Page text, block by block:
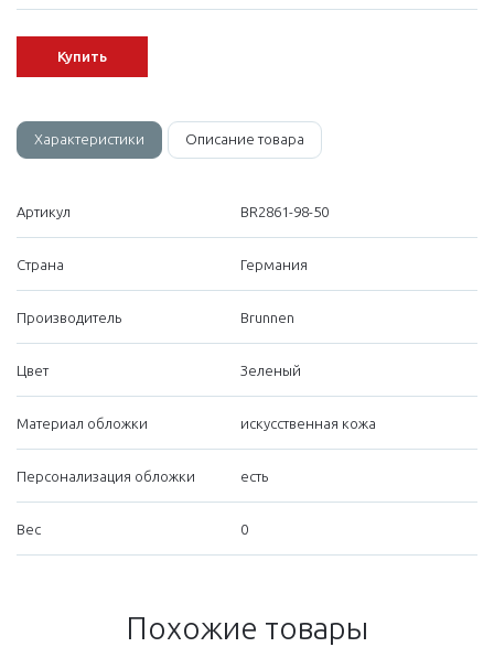
Купить
Характеристики Описание товара
Артикул BR2861-98-50
Страна Германия
Производитель Brunnen
Цвет Зеленый
Материал обложки искусственная кожа
Персонализация обложки есть
Вес 0
Похожие товары